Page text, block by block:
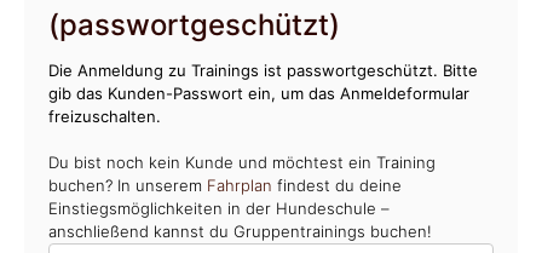
(passwortgeschützt)
Die Anmeldung zu Trainings ist passwortgeschützt. Bitte
gib das Kunden-Passwort ein, um das Anmeldeformular
freizuschalten.
Du bist noch kein Kunde und möchtest ein Training
buchen? In unserem Fahrplan findest du deine
Einstiegsmöglichkeiten in der Hundeschule –
anschließend kannst du Gruppentrainings buchen!